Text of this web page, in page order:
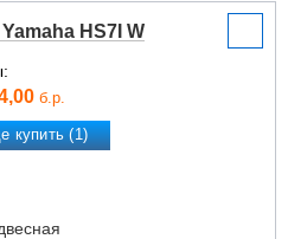
HS7I W
б.р.
купить (1)